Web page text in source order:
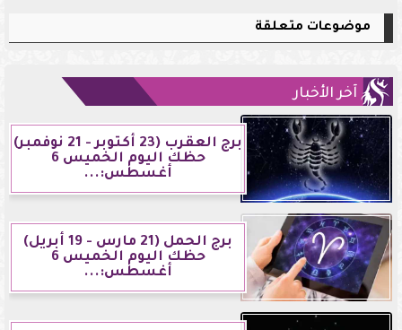
موضوعات متعلقة
آخر الأخبار
برج العقرب (23 أكتوبر - 21 نوفمبر)
حظك اليوم الخميس 6
أغسطس:...
برج الحمل (21 مارس - 19 أبريل)
حظك اليوم الخميس 6
أغسطس:...